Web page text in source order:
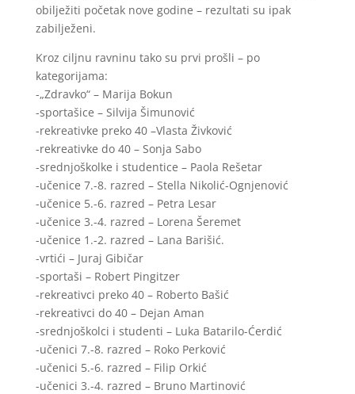
obilježiti početak nove godine – rezultati su ipak
zabilježeni.
Kroz ciljnu ravninu tako su prvi prošli – po
kategorijama:
-„Zdravko“ – Marija Bokun
-sportašice – Silvija Šimunović
-rekreativke preko 40 –Vlasta Živković
-rekreativke do 40 – Sonja Sabo
-srednjoškolke i studentice – Paola Rešetar
-učenice 7.-8. razred – Stella Nikolić-Ognjenović
-učenice 5.-6. razred – Petra Lesar
-učenice 3.-4. razred – Lorena Šeremet
-učenice 1.-2. razred – Lana Barišić.
-vrtići – Juraj Gibičar
-sportaši – Robert Pingitzer
-rekreativci preko 40 – Roberto Bašić
-rekreativci do 40 – Dejan Aman
-srednjoškolci i studenti – Luka Batarilo-Ćerdić
-učenici 7.-8. razred – Roko Perković
-učenici 5.-6. razred – Filip Orkić
-učenici 3.-4. razred – Bruno Martinović